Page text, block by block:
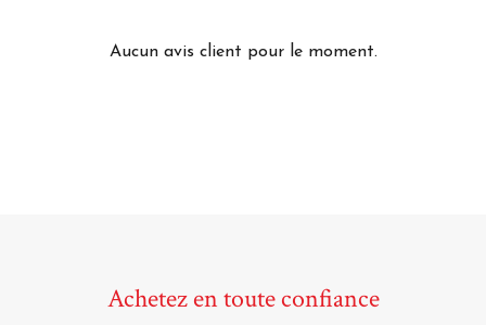
Aucun avis client pour le moment.
Achetez en toute confiance